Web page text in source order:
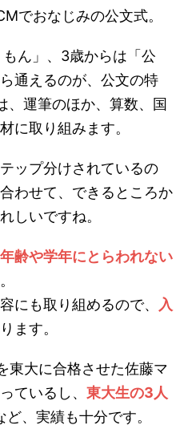
でおなじみの公文式。
ん」、3歳からは「公
通えるのが、公文の特
、運筆のほか、算数、国
に取り組みます。
ップ分けされているの
わせて、できるところか
しいですね。
年齢や学年にとらわれない
にも取り組めるので、
入
ます。
東大に合格させた佐藤マ
ているし、 東大生の3人
ど、実績も十分です。